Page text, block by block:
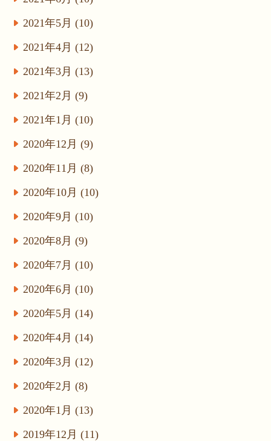
2021年5月 (10)
2021年4月 (12)
2021年3月 (13)
2021年2月 (9)
2021年1月 (10)
2020年12月 (9)
2020年11月 (8)
2020年10月 (10)
2020年9月 (10)
2020年8月 (9)
2020年7月 (10)
2020年6月 (10)
2020年5月 (14)
2020年4月 (14)
2020年3月 (12)
2020年2月 (8)
2020年1月 (13)
2019年12月 (11)